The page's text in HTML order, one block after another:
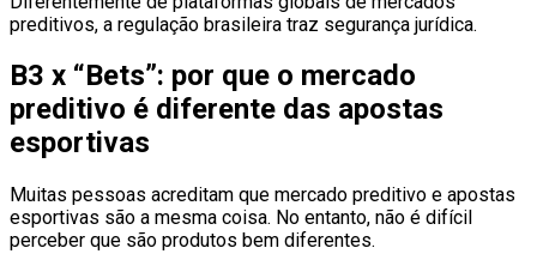
preditivos, a regulação brasileira traz segurança jurídica.
B3 x “Bets”: por que o mercado
preditivo é diferente das apostas
esportivas
Muitas pessoas acreditam que mercado preditivo e apostas
esportivas são a mesma coisa. No entanto, não é difícil
perceber que são produtos bem diferentes.